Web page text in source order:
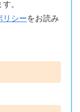
。
リシーをお読み